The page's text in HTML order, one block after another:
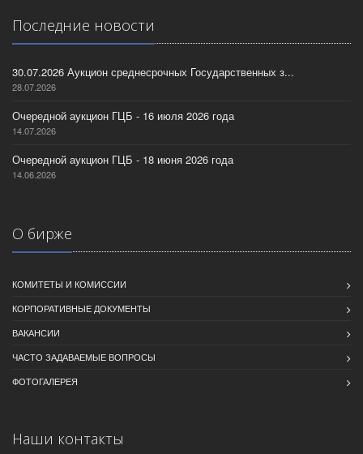
Последние новости
30.07.2026 Аукцион среднесрочных Государственных з...
28.07.2026
Очередной аукцион ГЦБ - 16 июля 2026 года
14.07.2026
Очередной аукцион ГЦБ - 18 июня 2026 года
14.06.2026
О бирже
КОМИТЕТЫ И КОМИССИИ
КОРПОРАТИВНЫЕ ДОКУМЕНТЫ
ВАКАНСИИ
ЧАСТО ЗАДАВАЕМЫЕ ВОПРОСЫ
ФОТОГАЛЕРЕЯ
Наши контакты